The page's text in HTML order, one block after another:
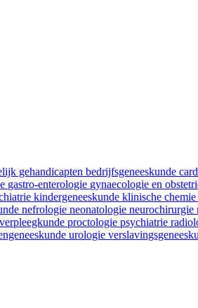
gehandicapten bedrijfsgeneeskunde
gastro-enterologie gynaecologie en
kindergeneeskunde klinische chemie
nefrologie neonatologie neurochirurgie
proctologie psychiatrie
urologie